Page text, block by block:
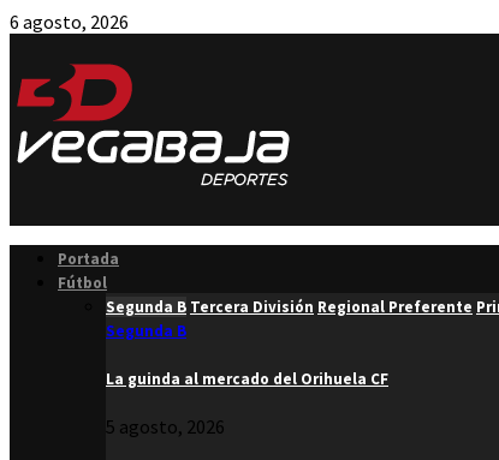
6 agosto, 2026
Portada
Fútbol
Segunda B Tercera División Regional Preferente
Segunda B
La guinda al mercado del Orihuela CF
5 agosto, 2026